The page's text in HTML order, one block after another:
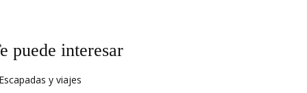
puede interesar
y viajes